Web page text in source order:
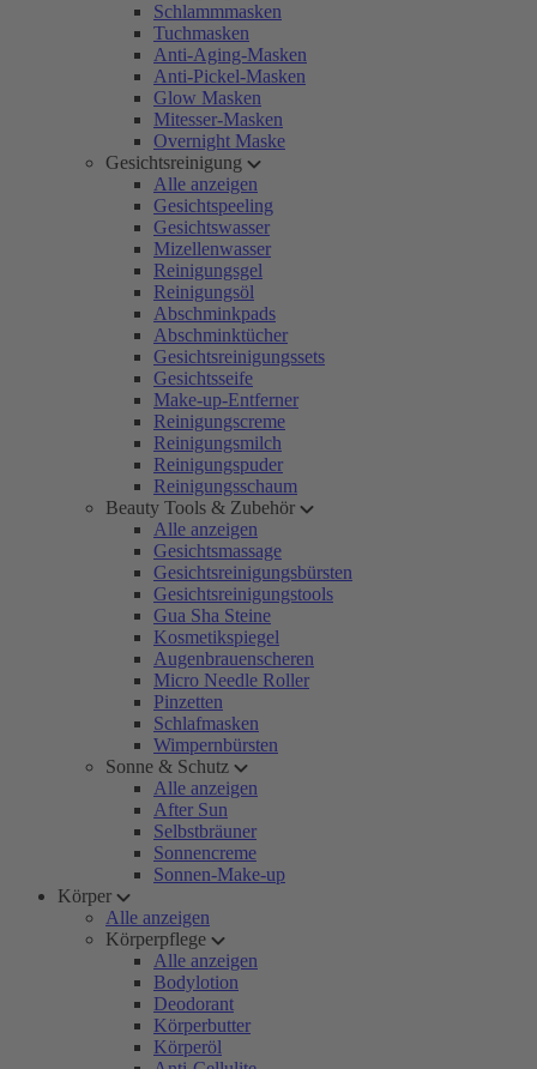
Schlammmasken
Tuchmasken
Anti-Aging-Masken
Anti-Pickel-Masken
Glow Masken
Mitesser-Masken
Overnight Maske
Gesichtsreinigung
Alle anzeigen
Gesichtspeeling
Gesichtswasser
Mizellenwasser
Reinigungsgel
Reinigungsöl
Abschminkpads
Abschminktücher
Gesichtsreinigungssets
Gesichtsseife
Make-up-Entferner
Reinigungscreme
Reinigungsmilch
Reinigungspuder
Reinigungsschaum
Beauty Tools & Zubehör
Alle anzeigen
Gesichtsmassage
Gesichtsreinigungsbürsten
Gesichtsreinigungstools
Gua Sha Steine
Kosmetikspiegel
Augenbrauenscheren
Micro Needle Roller
Pinzetten
Schlafmasken
Wimpernbürsten
Sonne & Schutz
Alle anzeigen
After Sun
Selbstbräuner
Sonnencreme
Sonnen-Make-up
Körper
Alle anzeigen
Körperpflege
Alle anzeigen
Bodylotion
Deodorant
Körperbutter
Körperöl